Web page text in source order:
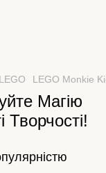
LEGO Monkie
Магію
Творчості!